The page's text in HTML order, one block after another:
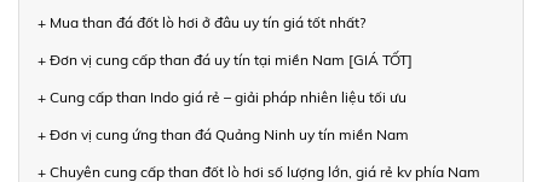
+ Mua than đá đốt lò hơi ở đâu uy tín giá tốt nhất?
+ Đơn vị cung cấp than đá uy tín tại miền Nam [GIÁ TỐT]
+ Cung cấp than Indo giá rẻ – giải pháp nhiên liệu tối ưu
+ Đơn vị cung ứng than đá Quảng Ninh uy tín miền Nam
+ Chuyên cung cấp than đốt lò hơi số lượng lớn, giá rẻ kv phía Nam